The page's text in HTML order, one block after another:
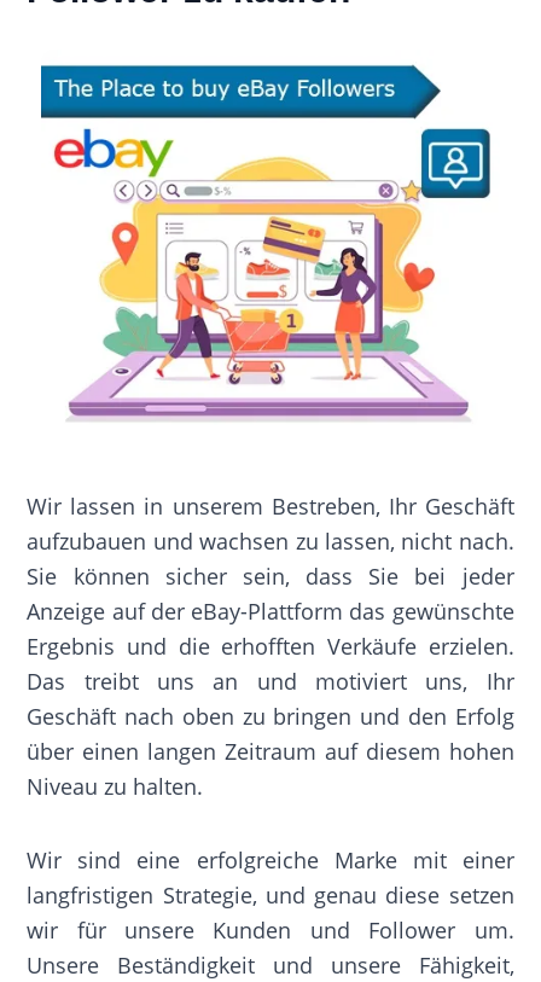
Wir lassen in unserem Bestreben, Ihr Geschäft
aufzubauen und wachsen zu lassen, nicht nach.
Sie können sicher sein, dass Sie bei jeder
Anzeige auf der eBay-Plattform das gewünschte
Ergebnis und die erhofften Verkäufe erzielen.
Das treibt uns an und motiviert uns, Ihr
Geschäft nach oben zu bringen und den Erfolg
über einen langen Zeitraum auf diesem hohen
Niveau zu halten.
Wir sind eine erfolgreiche Marke mit einer
langfristigen Strategie, und genau diese setzen
wir für unsere Kunden und Follower um.
Unsere Beständigkeit und unsere Fähigkeit,